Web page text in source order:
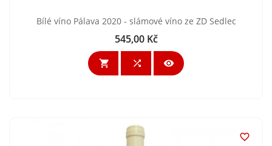
Bílé víno Pálava 2020 - slámové víno ze ZD Sedlec
Cena
545,00 Kč
  
